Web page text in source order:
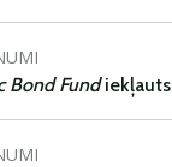
Bond Fundiekļauts